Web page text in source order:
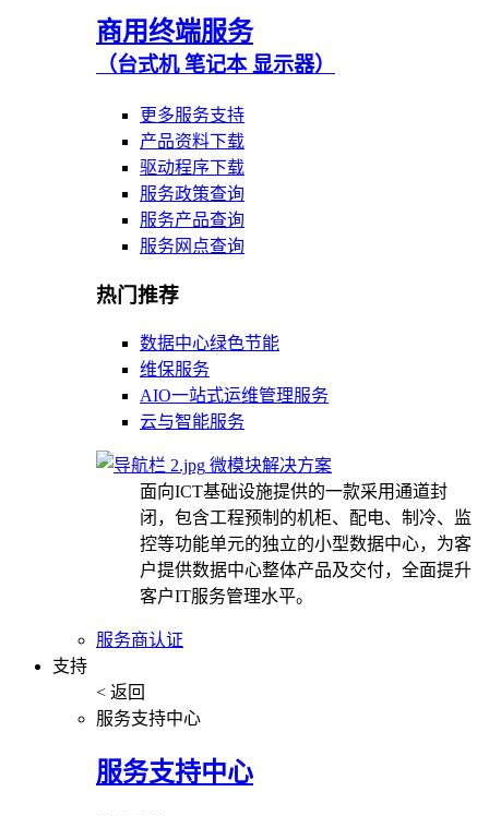
商用终端服务
（台式机 笔记本 显示器）
更多服务支持
产品资料下载
驱动程序下载
服务政策查询
服务产品查询
服务网点查询
热门推荐
数据中心绿色节能
维保服务
AIO一站式运维管理服务
云与智能服务
微模块解决方案
面向ICT基础设施提供的一款采用通道封
闭，包含工程预制的机柜、配电、制冷、监
控等功能单元的独立的小型数据中心，为客
户提供数据中心整体产品及交付，全面提升
客户IT服务管理水平。
服务商认证
支持
< 返回
服务支持中心
服务支持中心